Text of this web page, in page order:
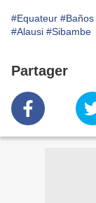
#Equateur #Baños
#Alausi #Sibambe
Partager